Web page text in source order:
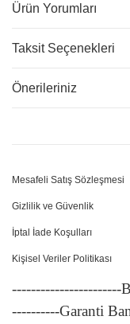
Ürün Yorumları
Taksit Seçenekleri
Önerileriniz
Mesafeli Satış Sözleşmesi
Gizlilik ve Güvenlik
İptal İade Koşulları
Kişisel Veriler Politikası
----------Garanti